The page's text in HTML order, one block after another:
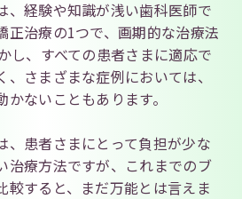
、経験や知識が浅い歯科医師で
正治療の1つで、画期的な治療法
し、すべての患者さまに適応で
、さまざまな症例においては、
ないこともあります。
、患者さまにとって負担が少な
治療方法ですが、これまでのブ
較すると、まだ万能とは言えま